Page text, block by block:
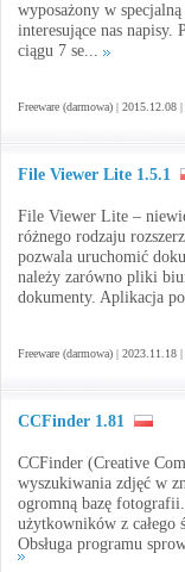
wyposażony w
interesujące nas napisy.
ciągu 7 se...
Freeware (darmowa) | 2015.12.08
File Viewer Lite 1.5.1
File Viewer Lite –
różnego rodzaju
pozwala uruchomić
należy zarówno pliki
dokumenty. Aplikacja
Freeware (darmowa) | 2023.11.18
CCFinder 1.81
CCFinder (Creative
wyszukiwania zdjęć w
ogromną bazę
użytkowników z
Obsługa programu